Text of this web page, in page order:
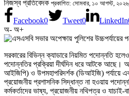
নিজস্ব প্রতিবেদক প্রকাশিত: সোমবার, ১০ আগস্ট,
Facebook0 Tweet0 LinkedIn
অ- অ+
সরকারের বিভিন্ন ক্যাডারে নিয়মিত পদোন্নতি হলেও
পদোন্নতির প্রক্রিয়া দীর্ঘদিন ধরে আটকে আছে।
আইজিপি) ও উপমহাপরিদর্শক (ডিআইজি) পর্যায়ে
প্রয়োজনীয় প্রশাসনিক সিদ্ধান্ত না হওয়ায়
কর্মকর্তাদের ভাষ্য, প্রয়োজনীয় নথিপত্র ও যাচাই-